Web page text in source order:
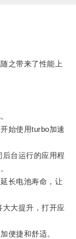
之带来了性能上
始使用turbo加速
台运行的应用程
长电池寿命，让
大提升，打开应
捷和舒适。